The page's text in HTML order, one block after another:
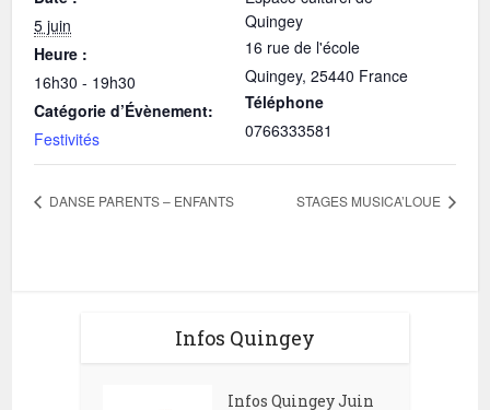
5 juin
Heure :
16h30 - 19h30
Catégorie d’Évènement:
Festivités
Quingey
16 rue de l'école
Quingey, 25440 France
Téléphone
0766333581
DANSE PARENTS – ENFANTS STAGES MUSICA’LOUE
Infos Quingey
Infos Quingey Juin